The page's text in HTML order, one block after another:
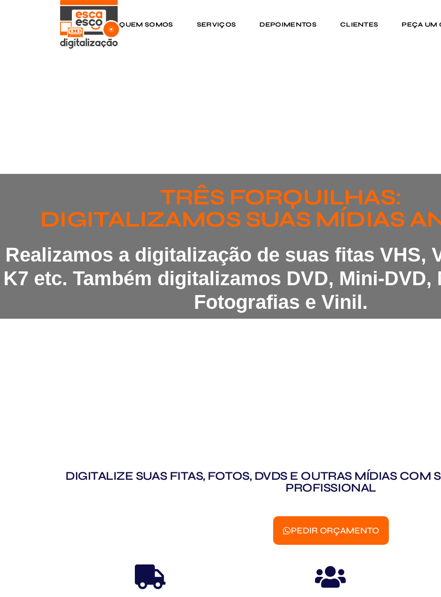
QUEM SOMOS SERVIÇOS DEPOIMENTOS CLIENTES PEÇA UM
TRÊS FORQUILHAS:
DIGITALIZAMOS SUAS MÍDIAS
Realizamos a digitalização de suas fitas VHS,
K7 etc. Também digitalizamos DVD, Mini-DVD,
Fotografias e Vinil.
DIGITALIZE SUAS FITAS, FOTOS, DVDS E OUTRAS MÍDIAS COM
PROFISSIONAL
PEDIR ORÇAMENTO